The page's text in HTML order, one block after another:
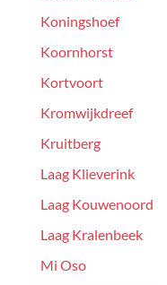
Koningshoef
Koornhorst
Kortvoort
Kromwijkdreef
Kruitberg
Laag Klieverink
Laag Kouwenoord
Laag Kralenbeek
Mi Oso